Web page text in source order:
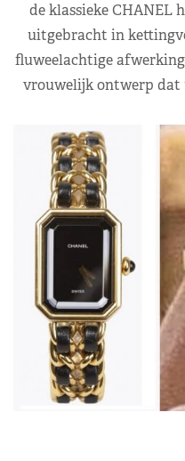
de klassieke CHANEL
uitgebracht in
fluweelachtige
vrouwelijk ontwerp dat